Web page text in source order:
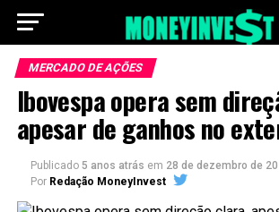
MERCADO DE AÇÕES
Ibovespa opera sem
apesar de ganhos no
Publicado 5 anos atrás em 28 de dezembro de
Por Redação MoneyInvest